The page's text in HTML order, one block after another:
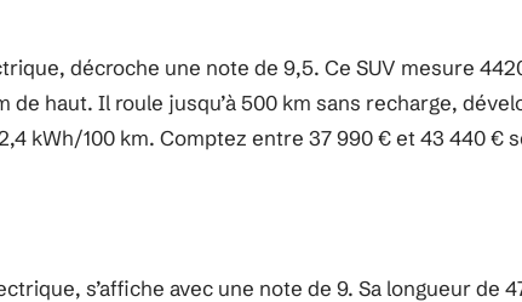
décroche une note de 9,5. Ce SUV mesure
de haut. Il roule jusqu’à 500 km sans recharge,
kWh/100 km. Comptez entre 37 990 € et 43 440 €
s’affiche avec une note de 9. Sa longueur de